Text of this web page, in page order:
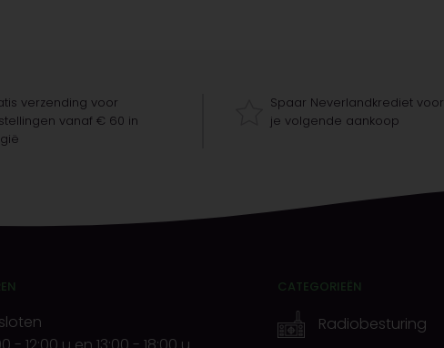
verzending voor
vanaf € 60 in
Spaar Neverlandkrediet voor
je volgende aankoop
CATEGORIEËN
Radiobesturing